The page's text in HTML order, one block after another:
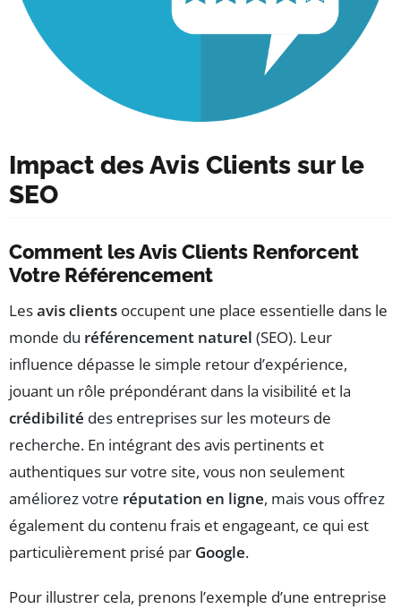
Impact des Avis Clients sur le
SEO
Comment les Avis Clients Renforcent
Votre Référencement
Lesavis clients occupent une place essentielle dans le
monde du référencement naturel (SEO). Leur
influence dépasse le simple retour d’expérience,
jouant un rôle prépondérant dans la visibilité et la
crédibilité des entreprises sur les moteurs de
recherche. En intégrant des avis pertinents et
authentiques sur votre site, vous non seulement
améliorez votre réputation en ligne, mais vous offrez
également du contenu frais et engageant, ce qui est
particulièrement prisé par Google.
Pour illustrer cela, prenons l’exemple d’une entreprise